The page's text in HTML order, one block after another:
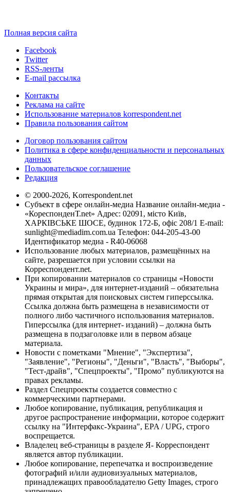
Полная версия сайта
Facebook
Twitter
RSS-ленты
E-mail рассылка
Контакты
Реклама на сайте
Использование материалов korrespondent.net
Правила пользования сайтом
Договор пользования сайтом
Политика в сфере конфиденциальности и персональных
данных
Пользовательское соглашение
Редакция
© 2000-2026, Korrespondent.net
Субъект в сфере онлайн-медиа Название онлайн-медиа -
«КореспонденТ.net» Адрес: 02091, місто Київ,
ХАРКІВСЬКЕ ШОСЕ, будинок 172-Б, офіс 208/1 E-mail:
sunlight@mediadim.com.ua Телефон: 044-205-43-00
Идентификатор медиа - R40-06068
Использование любых материалов, размещённых на
сайте, разрешается при условии ссылки на
Корреспондент.net.
При копировании материалов со страницы «Новости
Украины и мира», для интернет-изданий – обязательна
прямая открытая для поисковых систем гиперссылка.
Ссылка должна быть размещена в независимости от
полного либо частичного использования материалов.
Гиперссылка (для интернет- изданий) – должна быть
размещена в подзаголовке или в первом абзаце
материала.
Новости с пометками "Мнение", "Экспертиза",
"Заявление", "Регионы", "Деньги", "Власть", "Выборы",
"Тест-драйв", "Спецпроекты", "Промо" публикуются на
правах рекламы.
Раздел Спецпроекты создается совместно с
коммерческими партнерами.
Любое копирование, публикация, републикация и
другое распространение информации, которое содержит
ссылку на "Интерфакс-Украина", EPA / UPG, строго
воспрещается.
Владелец веб-страницы в разделе Я- Корреспондент
является автор публикации.
Любое копирование, перепечатка и воспроизведение
фотографий и/или аудиовизуальных материалов,
принадлежащих правообладателю Getty Images, строго